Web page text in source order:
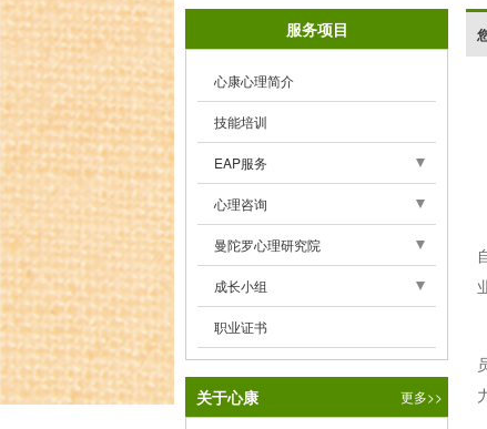
服务项目
心康心理简介
技能培训
EAP服务
EAP服务介绍
服务模式
服务对象
企业EAP平台
校园SAP平台
心理咨询
专家介绍
来访须知
心理咨询师守则
心理咨询流程
心理危机干预流程
曼陀罗心理研究院
曼陀罗绘画疗法
曼陀罗青少年夏令营
曼陀罗青少年冬令营
荣格曼陀罗绘画小组
成长小组
往期精彩瞬间
职业证书
更多>>
关于心康